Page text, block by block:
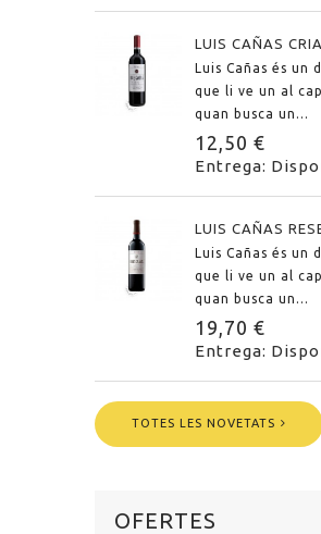
LUIS CAÑAS
Luis Cañas és un
que li ve un al
quan busca un...
12,50 €
Entrega:
LUIS CAÑAS
Luis Cañas és un
que li ve un al
quan busca un...
19,70 €
Entrega:
TOTES LES NOVETATS
OFERTES